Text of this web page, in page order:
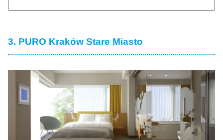
3. PURO Kraków Stare Miasto